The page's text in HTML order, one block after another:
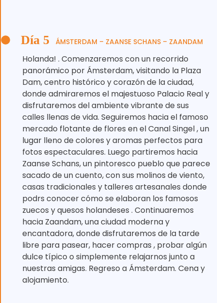
Día 5 ÁMSTERDAM – ZAANSE SCHANS – ZAANDAM
Holanda! . Comenzaremos con un recorrido
panorámico por Ámsterdam, visitando la Plaza
Dam, centro histórico y corazón de la ciudad,
donde admiraremos el majestuoso Palacio Real y
disfrutaremos del ambiente vibrante de sus
calles llenas de vida. Seguiremos hacia el famoso
mercado flotante de flores en el Canal Singel , un
lugar lleno de colores y aromas perfectos para
fotos espectaculares. Luego partiremos hacia
Zaanse Schans, un pintoresco pueblo que parece
sacado de un cuento, con sus molinos de viento,
casas tradicionales y talleres artesanales donde
podrs conocer cómo se elaboran los famosos
zuecos y quesos holandeses . Continuaremos
hacia Zaandam, una ciudad moderna y
encantadora, donde disfrutaremos de la tarde
libre para pasear, hacer compras ️, probar algún
dulce típico o simplemente relajarnos junto a
nuestras amigas. Regreso a Ámsterdam. Cena y
alojamiento.